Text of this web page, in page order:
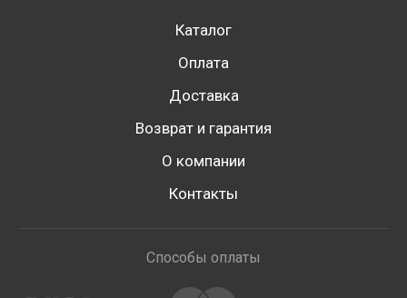
Каталог
Оплата
Доставка
Возврат и гарантия
О компании
Контакты
Способы оплаты